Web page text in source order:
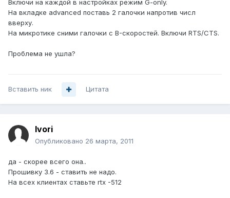
Включи на каждой в настройках режим G-only.
На вкладке advanced поставь 2 галочки напротив числ
вверху.
На микротике сними галочки с B-скоростей. Включи RTS/CTS.
Проблема не ушла?
Вставить ник Цитата
Ivori
Опубликовано 26 марта, 2011
да - скорее всего она..
Прошивку 3.6 - ставить не надо.
На всех клиентах ставьте rtx -512